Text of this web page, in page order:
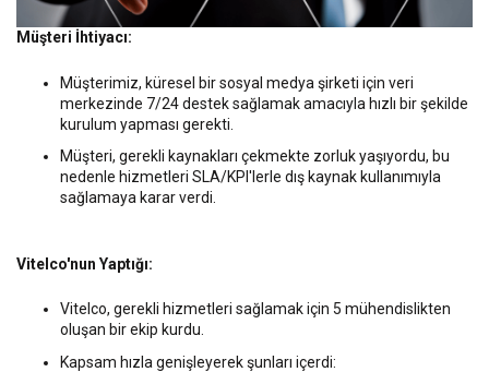
Müşteri İhtiyacı:
Müşterimiz, küresel bir sosyal medya şirketi için veri
merkezinde 7/24 destek sağlamak amacıyla hızlı bir şekilde
kurulum yapması gerekti.
Müşteri, gerekli kaynakları çekmekte zorluk yaşıyordu, bu
nedenle hizmetleri SLA/KPI'lerle dış kaynak kullanımıyla
sağlamaya karar verdi.
Vitelco'nun Yaptığı:
Vitelco, gerekli hizmetleri sağlamak için 5 mühendislikten
oluşan bir ekip kurdu.
Kapsam hızla genişleyerek şunları içerdi: